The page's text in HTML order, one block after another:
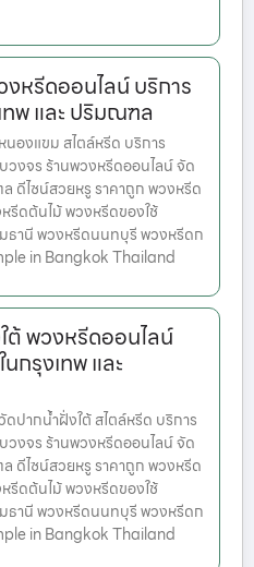
หรีดออนไลน์ บริการ
พ และ ปริมณฑล
องแขม สไตล์หรีด บริการ
งจร ร้านพวงหรีดออนไลน์ จัด
ดีไซน์สวยหรู ราคาถูก พวงหรีด
ดต้นไม้ พวงหรีดของใช้
ธานี พวงหรีดนนทบุรี พวงหรีดก
in Bangkok Thailand
พวงหรีดออนไลน์
กรุงเทพ และ
ากน้ำฝั่งใต้ สไตล์หรีด บริการ
งจร ร้านพวงหรีดออนไลน์ จัด
ดีไซน์สวยหรู ราคาถูก พวงหรีด
ดต้นไม้ พวงหรีดของใช้
ธานี พวงหรีดนนทบุรี พวงหรีดก
in Bangkok Thailand